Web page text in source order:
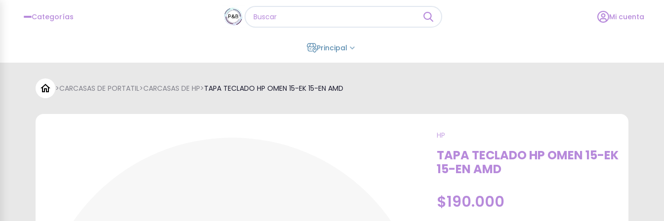
Categorías Mi cuenta
Principal
>CARCASAS DE PORTATIL>CARCASAS DE HP>TAPA TECLADO HP OMEN 15-EK 15-EN AMD
HP
TAPA TECLADO HP OMEN 15-EK
15-EN AMD
$190.000